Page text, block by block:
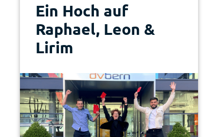
Ein Hoch auf
Raphael, Leon &
Lirim